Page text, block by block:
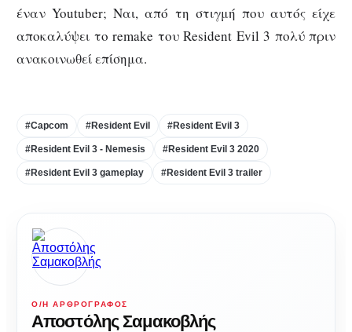
έναν Youtuber; Ναι, από τη στιγμή που αυτός είχε
αποκαλύψει το remake του Resident Evil 3 πολύ πριν
ανακοινωθεί επίσημα.
#Capcom #Resident Evil #Resident Evil 3
#Resident Evil 3 - Nemesis #Resident Evil 3 2020
#Resident Evil 3 gameplay #Resident Evil 3 trailer
Ο/Η ΑΡΘΡΟΓΡΆΦΟΣ
Αποστόλης Σαμακοβλής